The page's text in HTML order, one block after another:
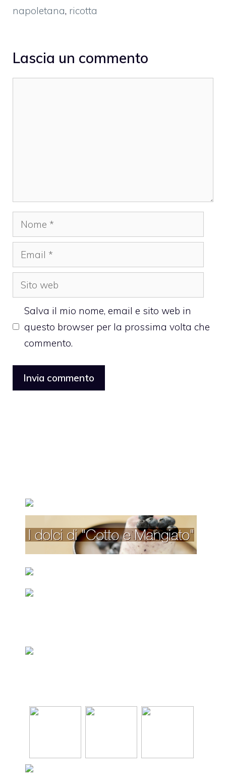
napoletana, ricotta
Lascia un commento
Nome
Email
Sito
web
Salva il mio nome, email e sito web in
questo browser per la prossima volta che
commento.